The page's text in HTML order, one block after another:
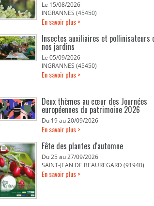
Le 15/08/2026
INGRANNES (45450)
En savoir plus >
Insectes auxiliaires et pollinisateurs
nos jardins
Le 05/09/2026
INGRANNES (45450)
En savoir plus >
Deux thèmes au cœur des Journées
européennes du patrimoine 2026
Du 19 au 20/09/2026
En savoir plus >
Fête des plantes d'automne
Du 25 au 27/09/2026
SAINT-JEAN DE BEAUREGARD (91940)
En savoir plus >